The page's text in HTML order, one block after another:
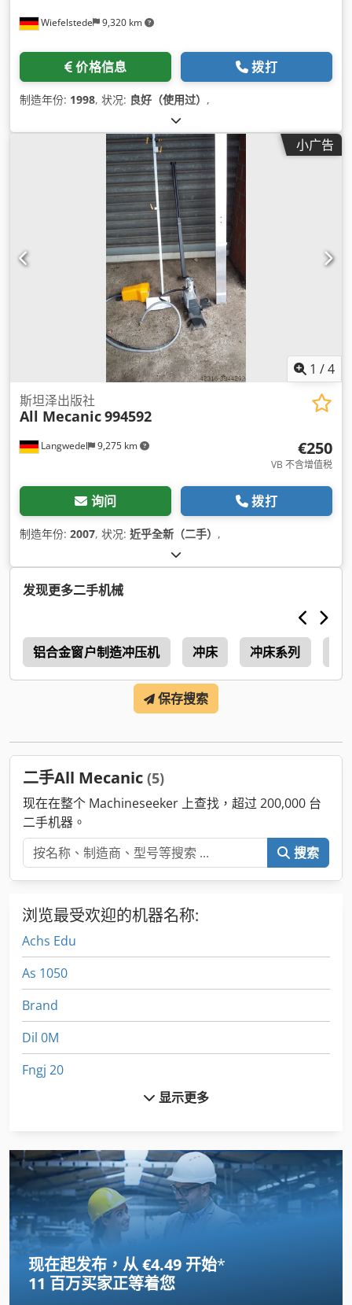
Wiefelstede 9,320 km
价格信息 拨打
制造年份: 1998, 状况: 良好（使用过） ,
小广告
1 /4
Langwedel 9,275 km
斯坦泽出版社
All Mecanic994592
€250
VB 不含增值税
询问 拨打
制造年份: 2007, 状况: 近乎全新（二手） ,
发现更多二手机械
铝合金窗户制造冲压机 冲床 冲床系列
保存搜索
二手All Mecanic (5)
现在在整个 Machineseeker 上查找，超过 200,000 台
二手机器。
搜索
浏览最受欢迎的机器名称:
Achs Edu
As 1050
Brand
Dil 0M
Fngj 20
International 2674
International 433
International 434
International 510
International 560
显示更多
现在起发布，从 €4.49 开始*
11 百万买家正等着您